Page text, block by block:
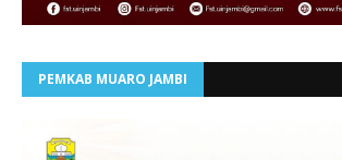
PEMKAB MUARO JAMBI